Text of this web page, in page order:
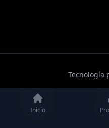
Inicio
Inicio
Tecnología